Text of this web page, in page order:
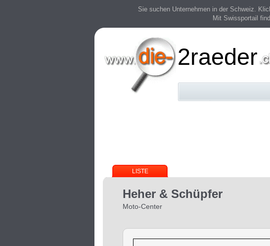
Sie suchen Unternehmen in der Schweiz.
Mit Swissportail
2raeder
LISTE
Heher & Schüpfer
Moto-Center